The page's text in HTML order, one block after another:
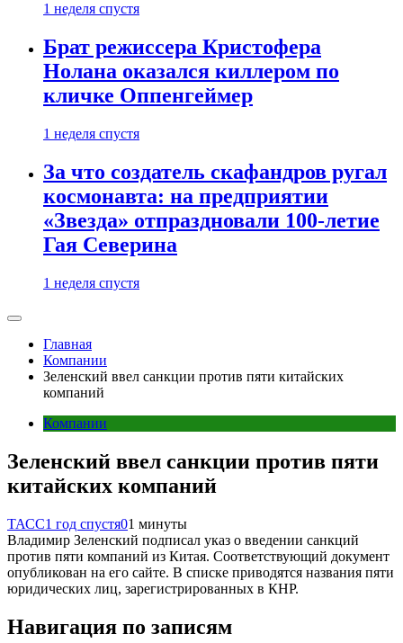
1 неделя спустя
Брат режиссера Кристофера
Нолана оказался киллером по
кличке Оппенгеймер
1 неделя спустя
За что создатель скафандров ругал
космонавта: на предприятии
«Звезда» отпраздновали 100-летие
Гая Северина
1 неделя спустя
Главная
Компании
Зеленский ввел санкции против пяти китайских
компаний
Компании
Зеленский ввел санкции против пяти
китайских компаний
ТАСС1 год спустя01 минуты
Владимир Зеленский подписал указ о введении санкций
против пяти компаний из Китая. Соответствующий документ
опубликован на его сайте. В списке приводятся названия пяти
юридических лиц, зарегистрированных в КНР.
Навигация по записям